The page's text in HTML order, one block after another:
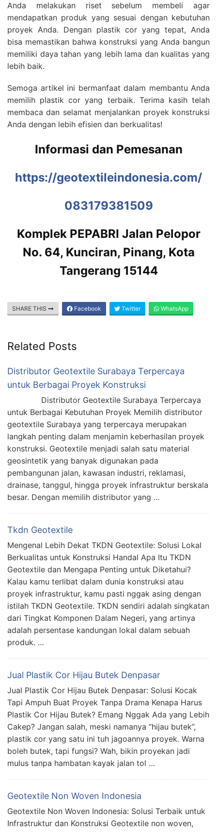
Anda melakukan riset sebelum membeli agar
mendapatkan produk yang sesuai dengan kebutuhan
proyek Anda. Dengan plastik cor yang tepat, Anda
bisa memastikan bahwa konstruksi yang Anda bangun
memiliki daya tahan yang lebih lama dan kualitas yang
lebih baik.
Semoga artikel ini bermanfaat dalam membantu Anda
memilih plastik cor yang terbaik. Terima kasih telah
membaca dan selamat menjalankan proyek konstruksi
Anda dengan lebih efisien dan berkualitas!
Informasi dan Pemesanan
https://geotextileindonesia.com/
083179381509
Komplek PEPABRI Jalan Pelopor
No. 64, Kunciran, Pinang, Kota
Tangerang 15144
SHARE THIS Facebook Twitter WhatsApp
Related Posts
Distributor Geotextile Surabaya Terpercaya
untuk Berbagai Proyek Konstruksi
Distributor Geotextile Surabaya Terpercaya
untuk Berbagai Kebutuhan Proyek Memilih distributor
geotextile Surabaya yang terpercaya merupakan
langkah penting dalam menjamin keberhasilan proyek
konstruksi. Geotextile menjadi salah satu material
geosintetik yang banyak digunakan pada
pembangunan jalan, kawasan industri, reklamasi,
drainase, tanggul, hingga proyek infrastruktur berskala
besar. Dengan memilih distributor yang …
Tkdn Geotextile
Mengenal Lebih Dekat TKDN Geotextile: Solusi Lokal
Berkualitas untuk Konstruksi Handal Apa Itu TKDN
Geotextile dan Mengapa Penting untuk Diketahui?
Kalau kamu terlibat dalam dunia konstruksi atau
proyek infrastruktur, kamu pasti nggak asing dengan
istilah TKDN Geotextile. TKDN sendiri adalah singkatan
dari Tingkat Komponen Dalam Negeri, yang artinya
adalah persentase kandungan lokal dalam sebuah
produk. …
Jual Plastik Cor Hijau Butek Denpasar
Jual Plastik Cor Hijau Butek Denpasar: Solusi Kocak
Tapi Ampuh Buat Proyek Tanpa Drama Kenapa Harus
Plastik Cor Hijau Butek? Emang Nggak Ada yang Lebih
Cakep? Jangan salah, meski namanya “hijau butek”,
plastik cor yang satu ini tuh jagoannya proyek. Warna
boleh butek, tapi fungsi? Wah, bikin proyekan jadi
mulus tanpa hambatan kayak jalan tol …
Geotextile Non Woven Indonesia
Geotextile Non Woven Indonesia: Solusi Terbaik untuk
Infrastruktur dan Konstruksi Geotextile non woven,